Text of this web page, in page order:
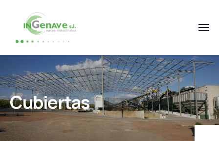
Cubiertas